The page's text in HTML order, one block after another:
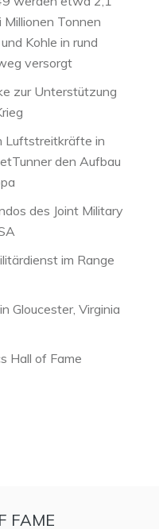
Tonnen
Kohle in rund
versorgt
zur Unterstützung
Luftstreitkräfte in
den Aufbau
des Joint Military
im Range
Gloucester, Virginia
Hall of Fame
FAME